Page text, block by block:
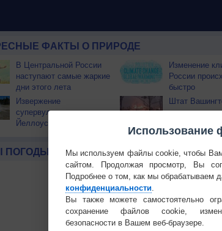
ФАКТЫ О ПРИРОДЕ
В Центральной России
наступают самые жаркие
дни этого лета
Изменение
России
быстро
Извержение
супервулкана
Йеллоустоун не приведёт
Штат
лесные
ПОГОДЫ Температура
Использование
Мы используем файлы cookie, чтобы
сайтом. Продолжая просмотр, Вы
Подробнее о том, как мы обрабатываем
конфиденциальности
Вы также можете самостоятельно
сохранение файлов cookie,
безопасности в Вашем веб-браузере.